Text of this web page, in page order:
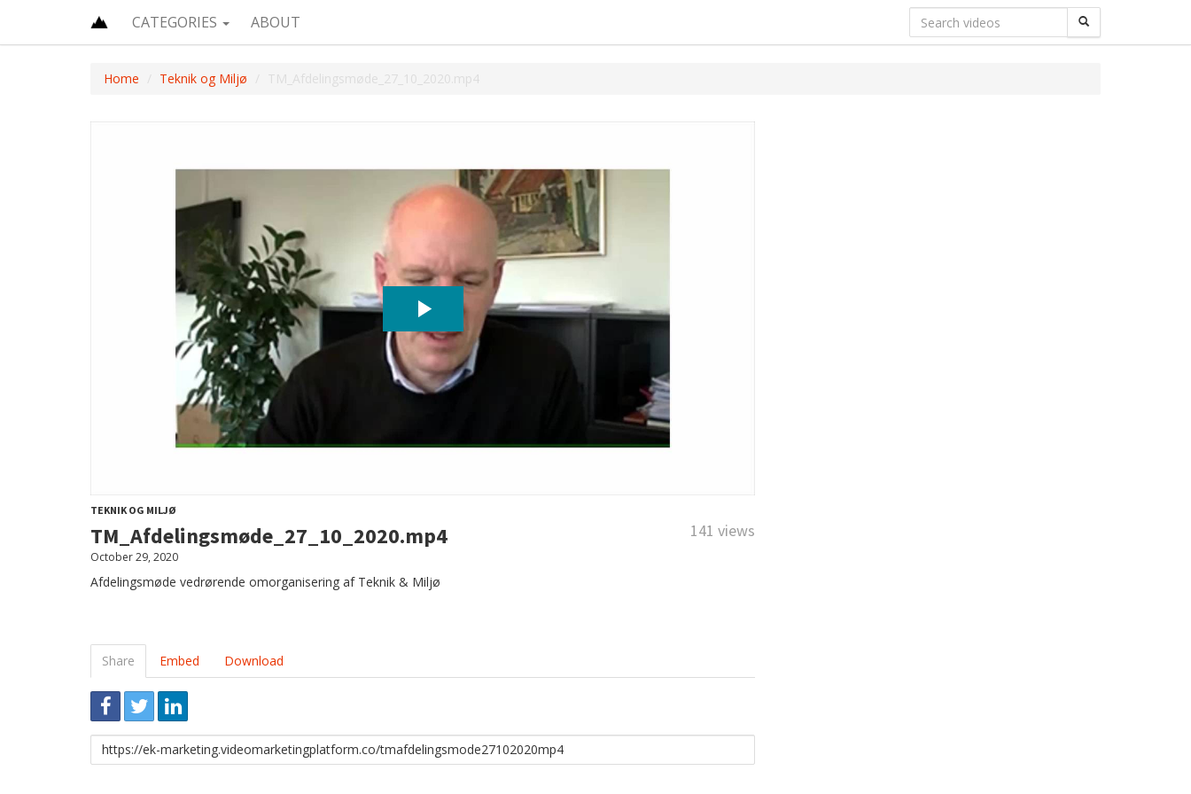
CATEGORIES ABOUT
Home Teknik og Miljø TM_Afdelingsmøde_27_10_2020.mp4
TEKNIK OG MILJØ
TM_Afdelingsmøde_27_10_2020.mp4 141 views
October 29, 2020
Afdelingsmøde vedrørende omorganisering af Teknik & Miljø
Share Embed Download
Link
to